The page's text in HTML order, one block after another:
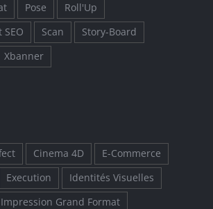
Pose
Roll'Up
Scan
Story-Board
Xbanner
Cinema 4D
E-Commerce
Execution
Identités Visuelles
Impression Grand Format